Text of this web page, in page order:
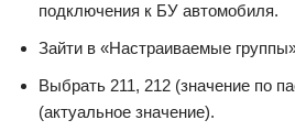
подключения к БУ автомобиля.
Зайти в «Настраиваемые
Выбрать 211, 212 (значение по
(актуальное значение).